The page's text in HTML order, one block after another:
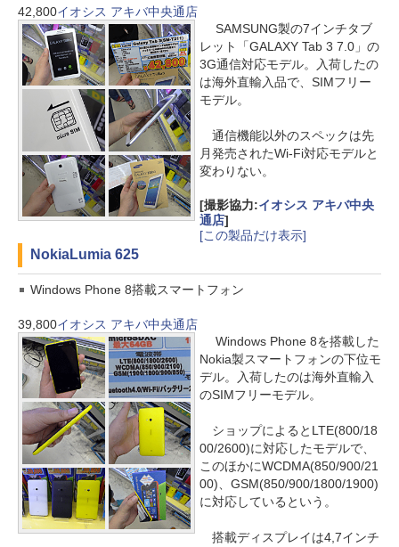
42,800イオシス アキバ中央通店
SAMSUNG製の7インチタブ
レット「GALAXY Tab 3 7.0」の
3G通信対応モデル。入荷したの
は海外直輸入品で、SIMフリー
モデル。
通信機能以外のスペックは先
月発売されたWi-Fi対応モデルと
変わりない。
[撮影協力:イオシス アキバ中央
通店]
[この製品だけ表示]
NokiaLumia 625
Windows Phone 8搭載スマートフォン
39,800イオシス アキバ中央通店
Windows Phone 8を搭載した
Nokia製スマートフォンの下位モ
デル。入荷したのは海外直輸入
のSIMフリーモデル。
ショップによるとLTE(800/18
00/2600)に対応したモデルで、
このほかにWCDMA(850/900/21
00)、GSM(850/900/1800/1900)
に対応しているという。
搭載ディスプレイは4,7インチ